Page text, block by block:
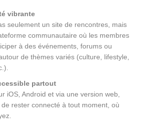
vibrante
seulement un site de rencontres, mais
communautaire où les membres
à des événements, forums ou
de thèmes variés (culture, lifestyle,
partout
iOS, Android et via une version web,
rester connecté à tout moment, où